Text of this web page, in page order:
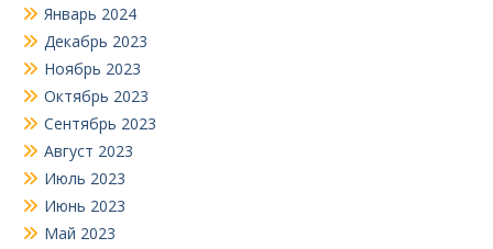
Январь 2024
Декабрь 2023
Ноябрь 2023
Октябрь 2023
Сентябрь 2023
Август 2023
Июль 2023
Июнь 2023
Май 2023